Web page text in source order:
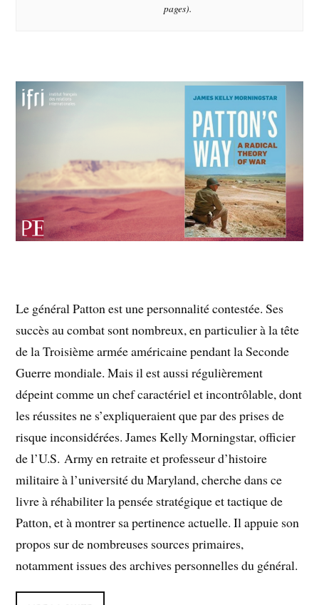
pages).
Le général Patton est une personnalité contestée. Ses
succès au combat sont nombreux, en particulier à la tête
de la Troisième armée américaine pendant la Seconde
Guerre mondiale. Mais il est aussi régulièrement
dépeint comme un chef caractériel et incontrôlable, dont
les réussites ne s’expliqueraient que par des prises de
risque inconsidérées. James Kelly Morningstar, officier
de l’U.S. Army en retraite et professeur d’histoire
militaire à l’université du Maryland, cherche dans ce
livre à réhabiliter la pensée stratégique et tactique de
Patton, et à montrer sa pertinence actuelle. Il appuie son
propos sur de nombreuses sources primaires,
notamment issues des archives personnelles du général.